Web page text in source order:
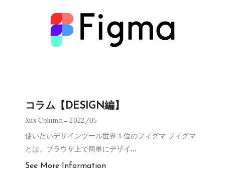
コラム【DESIGN編】
Xux Column 2022/05
使いたいデザインツール世界１位のフィグマ フィグマ
とは、ブラウザ上で簡単にデザイ…
See More Information